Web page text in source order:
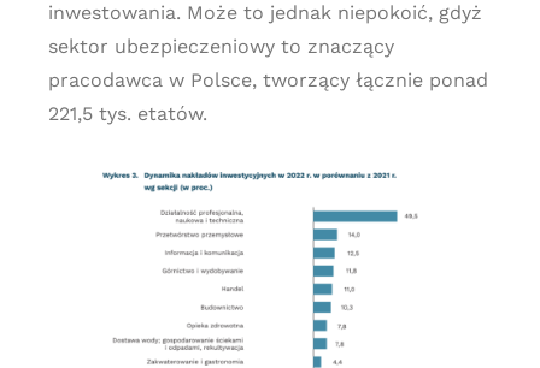
inwestowania. Może to jednak niepokoić, gdyż
sektor ubezpieczeniowy to znaczący
pracodawca w Polsce, tworzący łącznie ponad
221,5 tys. etatów.